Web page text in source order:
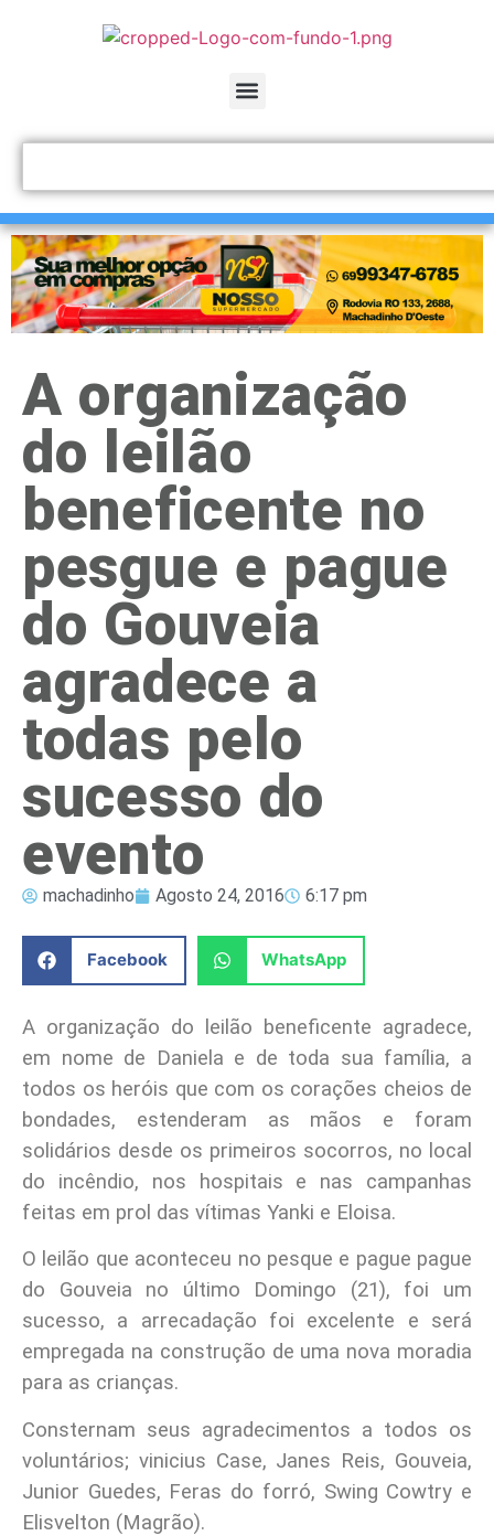
A organização
do leilão
beneficente no
pesgue e pague
do Gouveia
agradece a
todas pelo
sucesso do
evento
machadinho Agosto 24, 2016 6:17 pm
Facebook WhatsApp
A organização do leilão beneficente agradece,
em nome de Daniela e de toda sua família, a
todos os heróis que com os corações cheios de
bondades, estenderam as mãos e foram
solidários desde os primeiros socorros, no local
do incêndio, nos hospitais e nas campanhas
feitas em prol das vítimas Yanki e Eloisa.
O leilão que aconteceu no pesque e pague pague
do Gouveia no último Domingo (21), foi um
sucesso, a arrecadação foi excelente e será
empregada na construção de uma nova moradia
para as crianças.
Consternam seus agradecimentos a todos os
voluntários; vinicius Case, Janes Reis, Gouveia,
Junior Guedes, Feras do forró, Swing Cowtry e
Elisvelton (Magrão).